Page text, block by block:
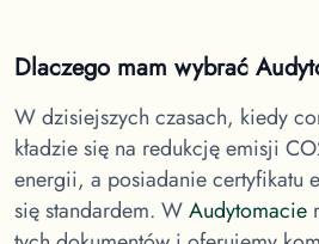
Dlaczego mam wybrać
W dzisiejszych czasach, kiedy
kładzie się na redukcję emisji
energii, a posiadanie certyfikatu
się standardem. WAudytomacie